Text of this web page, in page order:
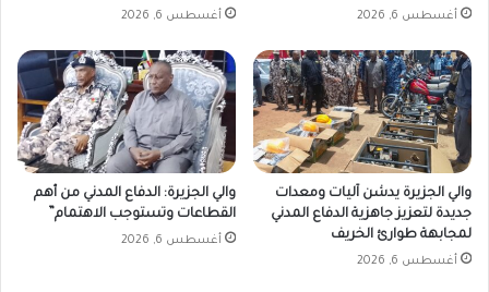
أغسطس 6, 2026 أغسطس 6, 2026
والي الجزيرة يدشن آليات ومعدات
جديدة لتعزيز جاهزية الدفاع المدني
لمجابهة طوارئ الخريف
أغسطس 6, 2026
والي الجزيرة: الدفاع المدني من أهم
القطاعات وتستوجب الاهتمام”
أغسطس 6, 2026